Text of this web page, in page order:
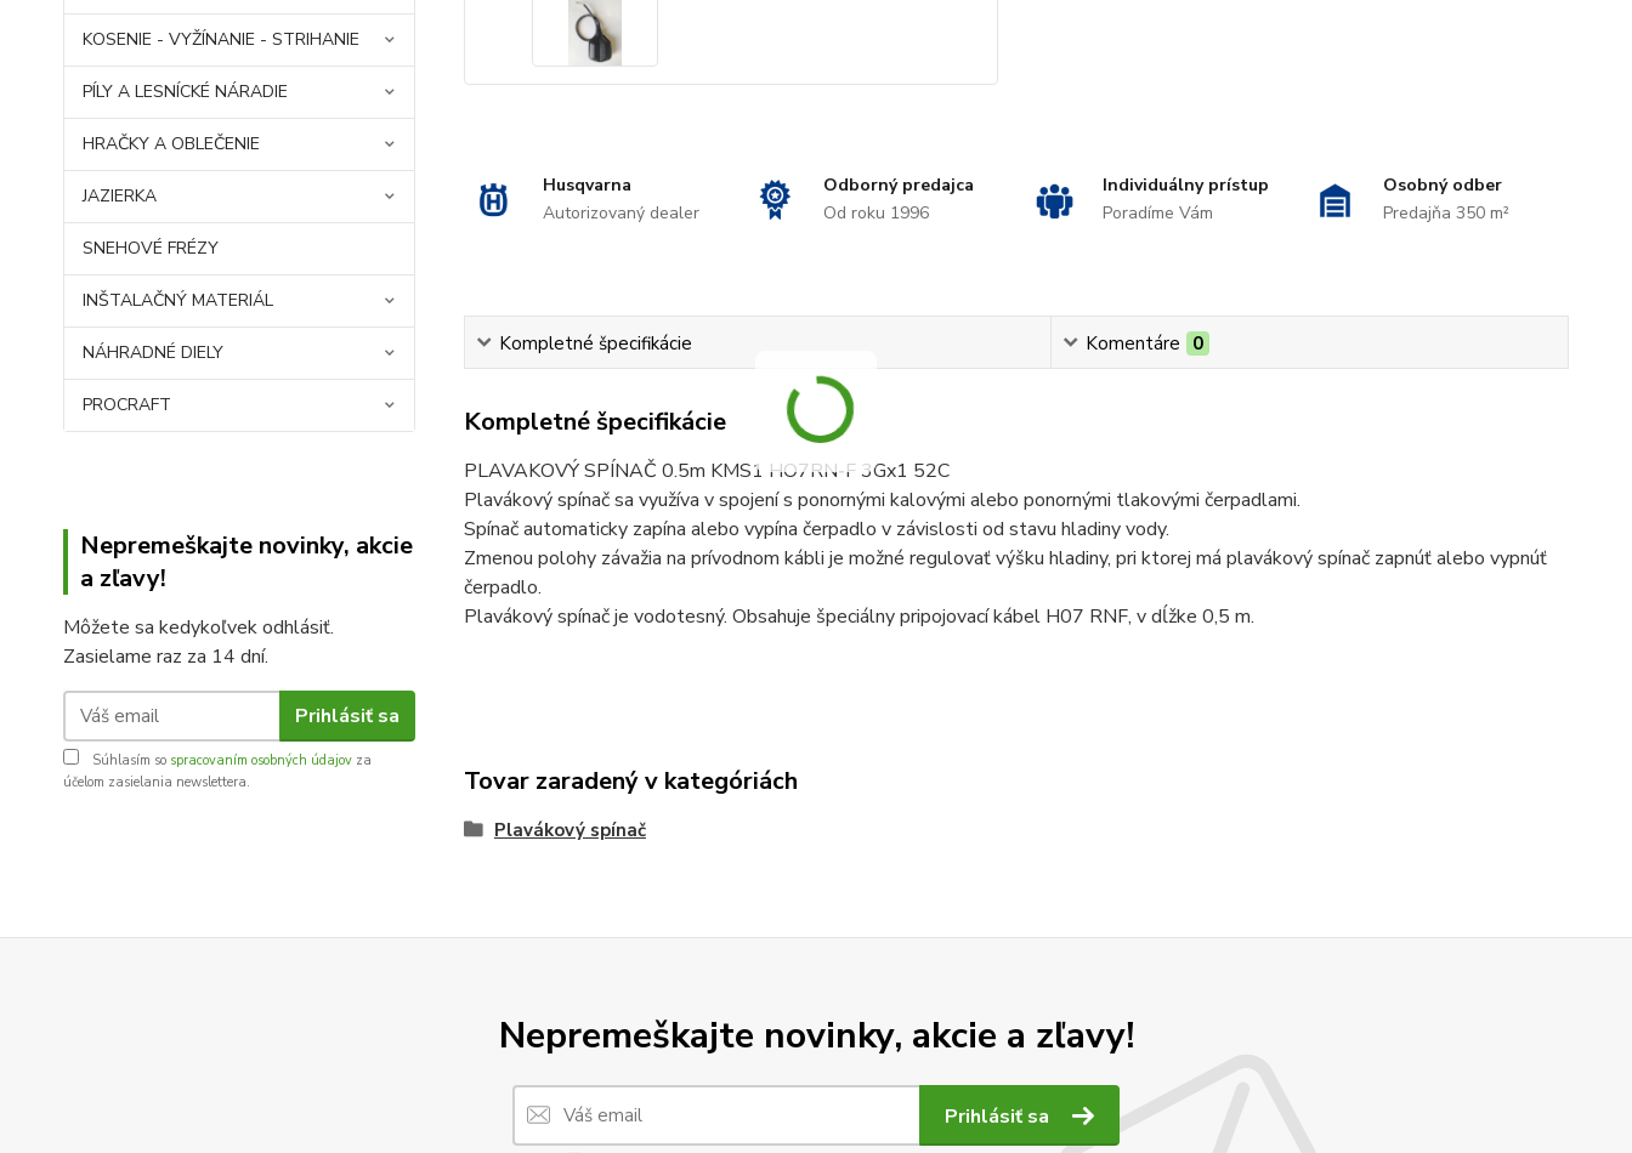
KOSENIE - VYŽÍNANIE - STRIHANIE
PÍLY A LESNÍCKÉ NÁRADIE
HRAČKY A OBLEČENIE
JAZIERKA
SNEHOVÉ FRÉZY
INŠTALAČNÝ MATERIÁL
NÁHRADNÉ DIELY
PROCRAFT
Nepremeškajte novinky, akcie
a zľavy!
Môžete sa kedykoľvek odhlásiť.
Zasielame raz za 14 dní.
Prihlásiť sa
Súhlasím so spracovaním osobných údajov za
účelom zasielania newslettera.
Husqvarna
Autorizovaný dealer
Odborný predajca
Od roku 1996
Individuálny prístup
Poradíme Vám
Osobný odber
Predajňa 350 m²
Kompletné špecifikácie Komentáre 0
Kompletné špecifikácie
PLAVAKOVÝ SPÍNAČ 0.5m KMS1 HO7RN-F 3Gx1 52C
Plavákový spínač sa využíva v spojení s ponornými kalovými alebo ponornými tlakovými čerpadlami.
Spínač automaticky zapína alebo vypína čerpadlo v závislosti od stavu hladiny vody.
Zmenou polohy závažia na prívodnom kábli je možné regulovať výšku hladiny, pri ktorej má plavákový spínač zapnúť alebo vypnúť
čerpadlo.
Plavákový spínač je vodotesný. Obsahuje špeciálny pripojovací kábel H07 RNF, v dĺžke 0,5 m.
Tovar zaradený v kategóriách
Plavákový spínač
Nepremeškajte novinky, akcie a zľavy!
Prihlásiť sa